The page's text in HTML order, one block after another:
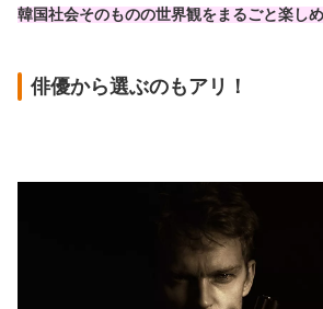
韓国社会そのものの世界観をまるごと楽し
俳優から選ぶのもアリ！